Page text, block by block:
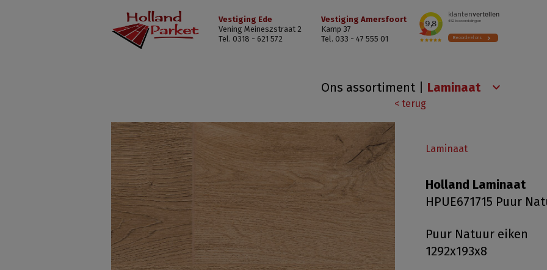
Vestiging Ede
Vening Meineszstraat 2
Tel. 0318 - 621 572
Vestiging Amersfoort
Kamp 37
Tel. 033 - 47 555 01
eiken
Ons assortiment
< terug
Laminaat
Holland Laminaat
HPUE671715 Puur
Puur Natuur eiken
1292x193x8